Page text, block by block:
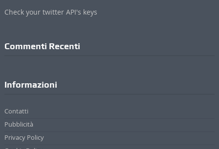
Check your twitter API's keys
Commenti Recenti
Informazioni
Contatti
Pubblicità
Privacy Policy